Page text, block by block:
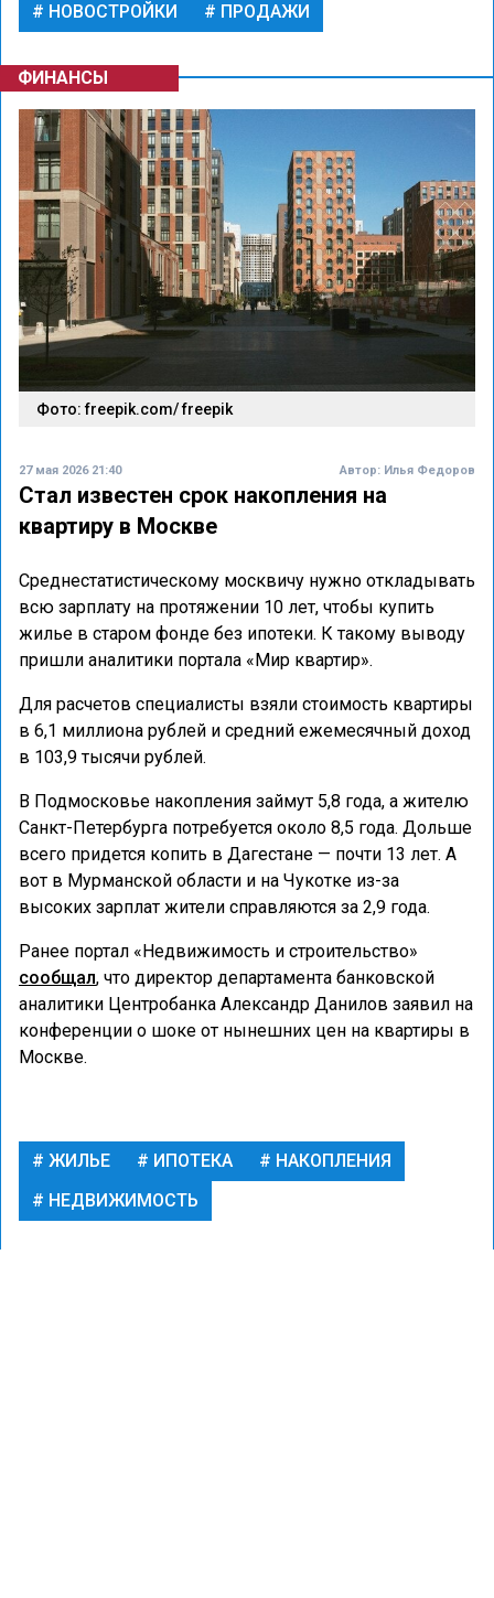
НОВОСТРОЙКИ
ПРОДАЖИ
ФИНАНСЫ
Фото: freepik.com/ freepik
27 мая 2026 21:40 Автор: Илья Федоров
Стал известен срок накопления на
квартиру в Москве
Среднестатистическому москвичу нужно откладывать
всю зарплату на протяжении 10 лет, чтобы купить
жилье в старом фонде без ипотеки. К такому выводу
пришли аналитики портала «Мир квартир».
Для расчетов специалисты взяли стоимость квартиры
в 6,1 миллиона рублей и средний ежемесячный доход
в 103,9 тысячи рублей.
В Подмосковье накопления займут 5,8 года, а жителю
Санкт-Петербурга потребуется около 8,5 года. Дольше
всего придется копить в Дагестане — почти 13 лет. А
вот в Мурманской области и на Чукотке из-за
высоких зарплат жители справляются за 2,9 года.
Ранее портал «Недвижимость и строительство»
сообщал, что директор департамента банковской
аналитики Центробанка Александр Данилов заявил на
конференции о шоке от нынешних цен на квартиры в
Москве.
ЖИЛЬЕ ИПОТЕКА
НАКОПЛЕНИЯ
НЕДВИЖИМОСТЬ